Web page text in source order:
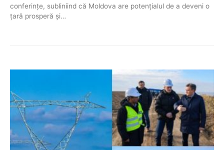
conferințe, subliniind că Moldova are potențialul de a deveni o
țară prosperă și…